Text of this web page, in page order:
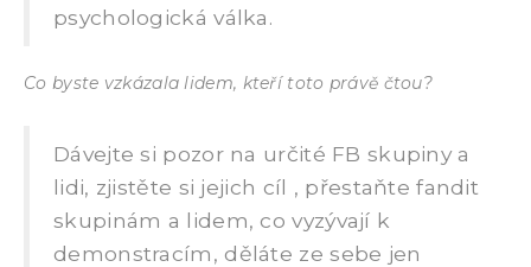
psychologická válka.
Co byste vzkázala lidem, kteří toto právě čtou?
Dávejte si pozor na určité FB skupiny a
lidi, zjistěte si jejich cíl , přestaňte fandit
skupinám a lidem, co vyzývají k
demonstracím, děláte ze sebe jen